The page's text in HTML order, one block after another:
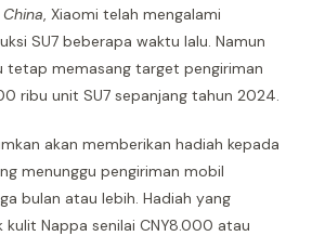
, Xiaomi telah mengalami
SU7 beberapa waktu lalu. Namun
tetap memasang target pengiriman
ribu unit SU7 sepanjang tahun 2024.
akan memberikan hadiah kepada
menunggu pengiriman mobil
bulan atau lebih. Hadiah yang
Nappa senilai CNY8.000 atau